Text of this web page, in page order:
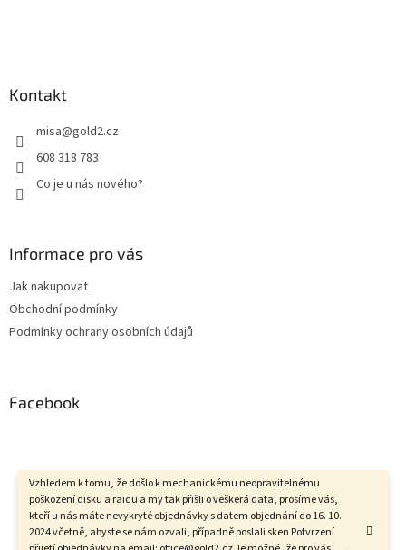
Vzhledem k tomu, že došlo k mechanickému neopravitelnému
poškození disku a raidu a my tak přišli o veškerá data, prosíme vás,
kteří u nás máte nevykryté objednávky s datem objednání do 16. 10.
2024 včetně, abyste se nám ozvali, případně poslali sken Potvrzení
Kontakt
misa@gold2.cz
608 318 783
Co je u nás nového?
Informace pro vás
Jak nakupovat
Obchodní podmínky
Podmínky ochrany osobních údajů
Facebook
Vytvořil Shoptet